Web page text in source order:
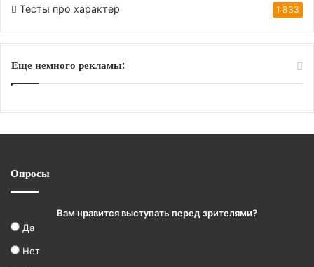
Тесты про характер 1 833
Еще немного рекламы:
Опросы
Вам нравится выступать перед зрителями?
Да
Нет